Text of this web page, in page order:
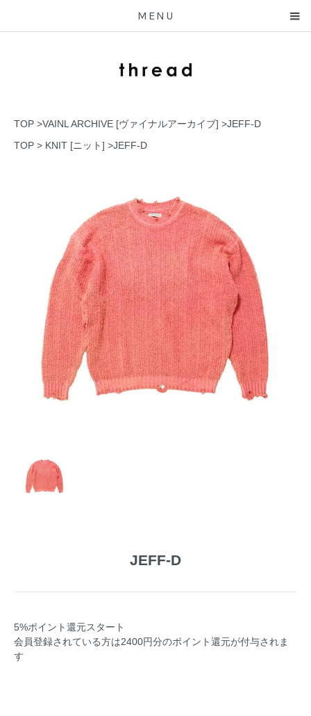
MENU
TOP >VAINL ARCHIVE [ヴァイナルアーカイブ] >JEFF-D
TOP > KNIT [ニット] >JEFF-D
JEFF-D
5%ポイント還元スタート
会員登録されている方は2400円分のポイント還元が付与されま
す